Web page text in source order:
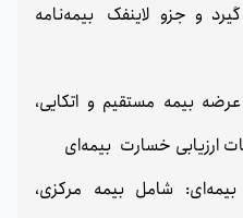
و جزو لاینفک بیمه‌نامه
عرضه بیمه مستقیم و اتکایی،
ارزیابی خسارت بیمه‌ای
بیمه‌ای: شامل بیمه مرکزی،